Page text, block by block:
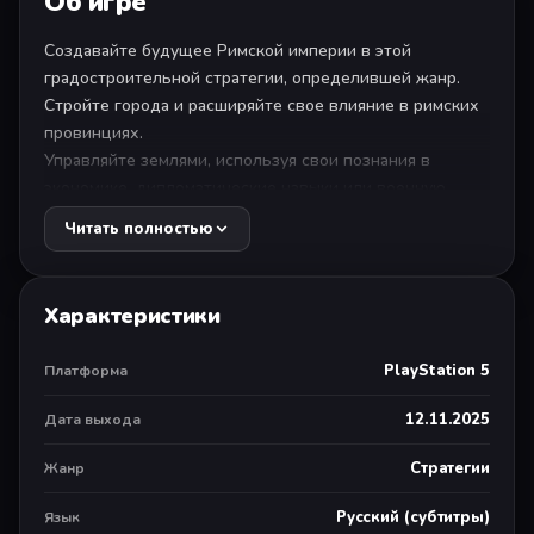
Создавайте будущее Римской империи в этой
градостроительной стратегии, определившей жанр.
Стройте города и расширяйте свое влияние в римских
провинциях.
Управляйте землями, используя свои познания в
мощь: вам решать, какова будет цена мира.
Опробуйте высококлассный симулятор
империи на пике ее процветания. Регулируйте
потребностями жителей и бесконечными требованиями
императора. Стройте и любуйтесь пейзажами –
болотами кельтского Альбиона, где не хочет оказаться
Читать полностью
Характеристики
Платформа PlayStation 5
Дата выхода 12.11.2025
Жанр Стратегии
Язык Русский (субтитры)